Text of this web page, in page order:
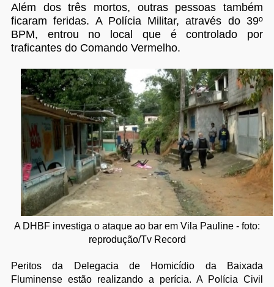
Além dos três mortos, outras pessoas também
ficaram feridas. A Polícia Militar, através do 39º
BPM, entrou no local que é controlado por
traficantes do Comando Vermelho.
A DHBF investiga o ataque ao bar em Vila Pauline - foto:
reprodução/Tv Record
Peritos da Delegacia de Homicídio da Baixada
Fluminense estão realizando a perícia. A Polícia Civil